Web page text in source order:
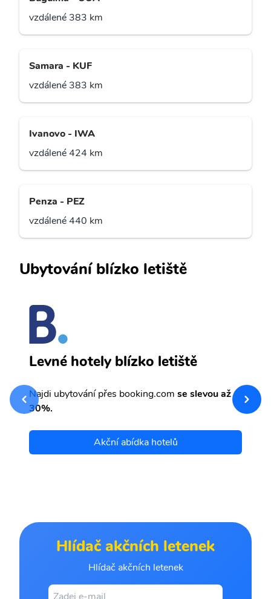
vzdálené 383 km
Samara - KUF
vzdálené 383 km
Ivanovo - IWA
vzdálené 424 km
Penza - PEZ
vzdálené 440 km
Ubytování blízko letiště
Levné hotely blízko letiště
Najdi ubytování přes booking.com se slevou až
30%.
Akční abídka hotelů
Hlídač akčních letenek
Hlídač akčních letenek